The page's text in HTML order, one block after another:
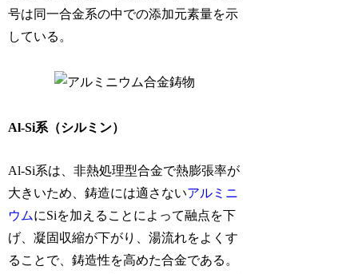
号は同一合金系の中での添加元素量を示
している。
Al-Si系（シルミン）
Al-Si系は、非熱処理型合金で熱膨張率が
大きいため、鋳造には適さないアルミニ
ウムにSiを加えることによって融点を下
げ、凝固収縮が下がり、湯流れをよくす
ることで、鋳造性を高めた合金である。